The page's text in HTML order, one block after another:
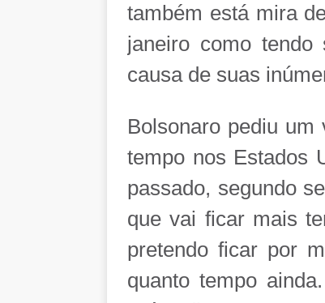
também está mira
janeiro como
causa de suas
Bolsonaro pediu
tempo nos Estados
passado, segundo
que vai ficar mais
pretendo ficar por
quanto tempo